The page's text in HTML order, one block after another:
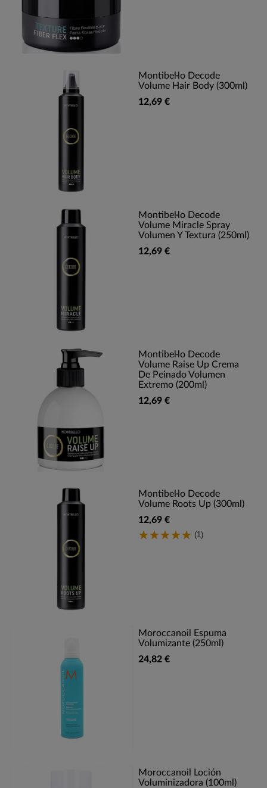
Montibel·lo Decode
Volume Hair Body (300ml)
12,69 €
Montibel·lo Decode
Volume Miracle Spray
Volumen Y Textura (250ml)
12,69 €
Montibel·lo Decode
Volume Raise Up Crema
De Peinado Volumen
Extremo (200ml)
12,69 €
Montibel·lo Decode
Volume Roots Up (300ml)
12,69 €
(1)
Moroccanoil Espuma
Volumizante (250ml)
24,82 €
Moroccanoil Loción
Voluminizadora (100ml)